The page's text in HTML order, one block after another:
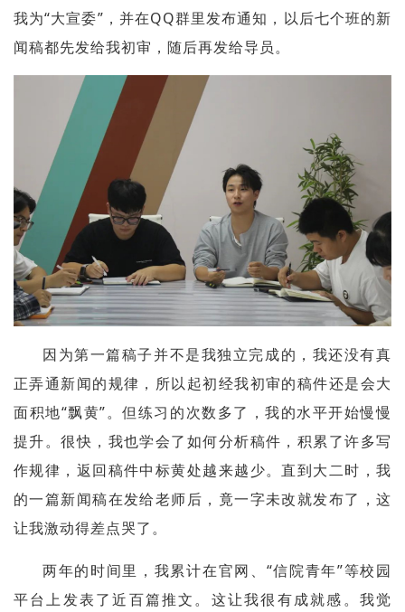
我为“大宣委”，并在QQ群里发布通知，以后七个班的新
闻稿都先发给我初审，随后再发给导员。
因为第一篇稿子并不是我独立完成的，我还没有真
正弄通新闻的规律，所以起初经我初审的稿件还是会大
面积地“飘黄”。但练习的次数多了，我的水平开始慢慢
提升。很快，我也学会了如何分析稿件，积累了许多写
作规律，返回稿件中标黄处越来越少。直到大二时，我
的一篇新闻稿在发给老师后，竟一字未改就发布了，这
让我激动得差点哭了。
两年的时间里，我累计在官网、“信院青年”等校园
平台上发表了近百篇推文。这让我很有成就感。我觉